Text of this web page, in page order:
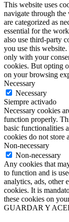
This website uses
navigate through the
are categorized as
essential for the
also use third-party
you use this
only with your
cookies. But opting
on your browsing
Necessary
Necessary
Siempre activado
Necessary cookies
function properly.
basic functionalities
cookies do not store
Non-necessary
Non-necessary
Any cookies that
to function and is
analytics, ads, other
cookies. It is
these cookies on
GUARDAR Y